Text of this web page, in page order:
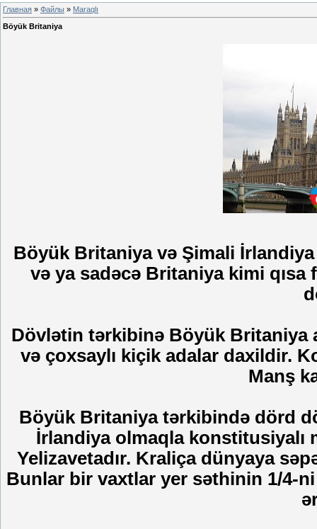
Главная » Файлы » Maraqlı
Böyük Britaniya
Böyük Britaniya və Şimali
və ya sadəcə Britaniya kimi
Dövlətin tərkibinə Böyük Britaniya
və çoxsaylı kiçik adalar daxildir.
Manş
Böyük Britaniya tərkibində dörd
İrlandiya olmaqla konstitusiyalı
Yelizavetadır. Kraliça dünyaya
Bunlar bir vaxtlar yer səthinin 1/4-